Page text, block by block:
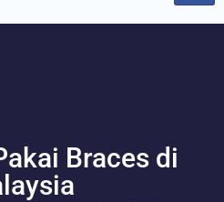
Braces di